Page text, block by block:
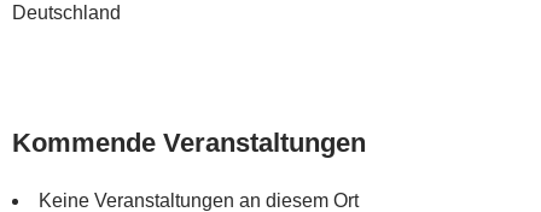
Deutschland
Kommende Veranstaltungen
Keine Veranstaltungen an diesem Ort